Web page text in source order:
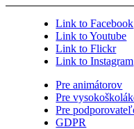
Link to Facebook
Link to Youtube
Link to Flickr
Link to Instagram
Pre animátorov
Pre
Pre
GDPR